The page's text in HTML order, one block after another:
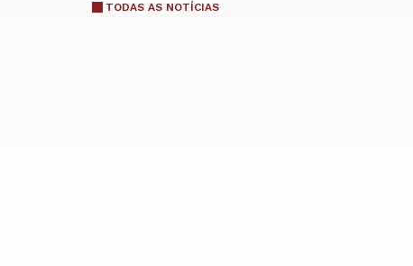
TODAS AS NOTÍCIAS